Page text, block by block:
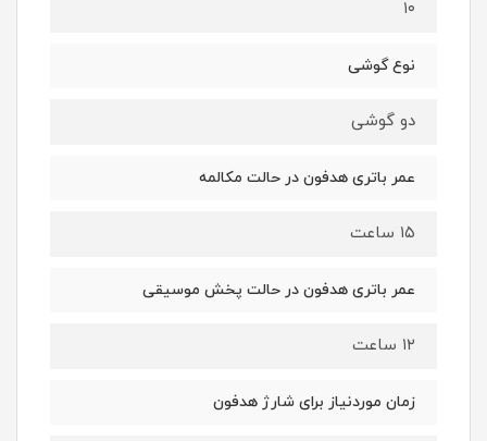
۱۰
نوع گوشی
دو گوشی
عمر باتری هدفون در حالت مکالمه
۱۵ ساعت
عمر باتری هدفون در حالت پخش موسیقی
۱۲ ساعت
زمان موردنیاز برای شارژ هدفون